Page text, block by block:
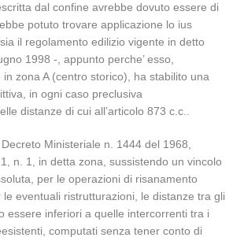
dal confine avrebbe dovuto essere di
potuto trovare applicazione lo ius
il regolamento edilizio vigente in detto
1998 -, appunto perche’ esso,
in zona A (centro storico), ha stabilito una
in ogni caso preclusiva
distanze di cui all’articolo 873 c.c..
Ministeriale n. 1444 del 1968,
n. 1, in detta zona, sussistendo un vincolo
per le operazioni di risanamento
eventuali ristrutturazioni, le distanze tra gli
essere inferiori a quelle intercorrenti tra i
computati senza tener conto di